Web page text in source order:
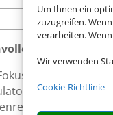
Um Ihnen ein
zuzugreifen.
verarbeiten.
Wir verwenden
Cookie-Richtlinie
auf
werden
effizient